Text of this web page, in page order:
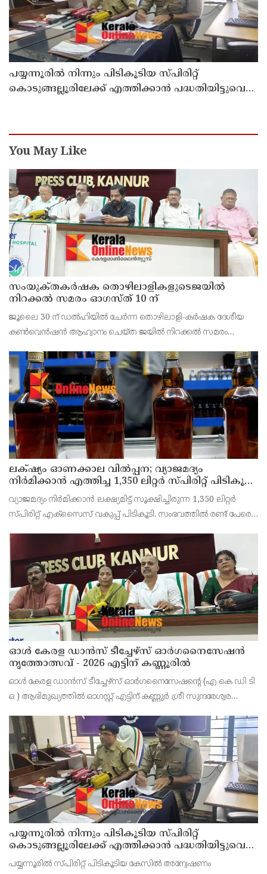
പയ്യന്നൂരിൽ നിന്നും പിടികൂടിയ സ്പിരിറ്റ്
കൊടുങ്ങല്ലൂരിലേക്ക് എത്തിക്കാൻ പദ്ധതിയിട്ടുവെന്ന്
You May Like
സംയുക്‌തകർഷക തൊഴിലാളികളുടെജയിൽ
നിറക്കൽ സമരം ഓഗസ്ത് 10 ന്
ജൂലൈ 30 ന് ഡൽഹിയിൽ ചേർന്ന തൊഴിലാളി-കർഷക ദേശീയ
കൺവെൻഷൻ ആഹ്വാനം ചെയ്ത ജയിൽ നിറക്കൽ സമരം
തൊഴിലാളി സംഘടനകളുടെ സംയുക്ത ജില്ലാ സമിതി
തീരുമാനിച്ചു.ഇതിന്റെ ഭാഗമായ
ലക്‌ഷ്യം ഓണക്കാല വിൽപ്പന; വ്യാജമദ്യം
നിർമിക്കാൻ എത്തിച്ച 1,350 ലിറ്റർ സ്പിരിറ്റ് പിടികൂടി;
രണ്ട് പേർ അറസ്റ്റിൽ
വ്യാജമദ്യം നിർമിക്കാൻ ലക്ഷ്യമിട്ട് സൂക്ഷിച്ചിരുന്ന 1,350 ലിറ്റർ
സ്പിരിറ്റ് എക്സൈസ് വകുപ്പ് പിടികൂടി. സംഭവത്തിൽ രണ്ട് പേരെ
കോട്ടക്കുളങ്ങരയിലെ ഹോളോബ്രിക
ഓൾ കേരള ഡാൻസ് ടീച്ചേഴ്സ് ഓർഗനൈസേഷൻ
നൃത്തോത്സവ് - 2026 എട്ടിന് കണ്ണൂരിൽ
ഓൾ കേരള ഡാൻസ് ടീച്ചേഴ്സ് ഓർഗനൈസേഷൻ്റെ (എ കെ ഡി ടി
ഒ ) ആഭിമുഖ്യത്തിൽ ഓഗസ്റ്റ് എട്ടിന് കണ്ണുർ ശ്രീ സുന്ദരേശ്വര
സംഘാടകർ കണ്ണൂർ പ്രസ് ക്ളബ്ബിൽ വാർത്താ സമ
പയ്യന്നൂരിൽ നിന്നും പിടികൂടിയ സ്പിരിറ്റ്
കൊടുങ്ങല്ലൂരിലേക്ക് എത്തിക്കാൻ പദ്ധതിയിട്ടുവെന്ന്
എക്സൈസ് ഡെപ്യൂട്ടി കമ്മിഷണർ
പയ്യന്നൂരിൽ സ്പിരിറ്റ് പിടികൂടിയ കേസിൽ അന്വേഷണം